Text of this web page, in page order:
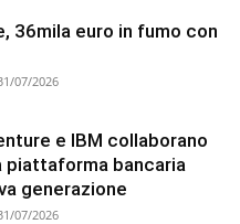
36mila euro in fumo con
07/2026
e IBM collaborano
piattaforma bancaria
generazione
07/2026